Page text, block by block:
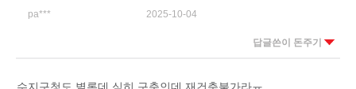
pa*** 2025-10-04
답글쓴이 돈주기